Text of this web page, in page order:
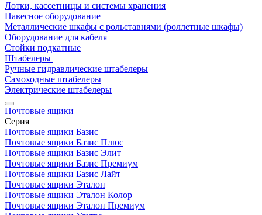
Лотки, кассетницы и системы хранения
Навесное оборудование
Металлические шкафы с рольставнями (роллетные шкафы)
Оборудование для кабеля
Стойки подкатные
Штабелеры
Ручные гидравлические штабелеры
Самоходные штабелеры
Электрические штабелеры
Почтовые ящики
Серия
Почтовые ящики Базис
Почтовые ящики Базис Плюс
Почтовые ящики Базис Элит
Почтовые ящики Базис Премиум
Почтовые ящики Базис Лайт
Почтовые ящики Эталон
Почтовые ящики Эталон Колор
Почтовые ящики Эталон Премиум